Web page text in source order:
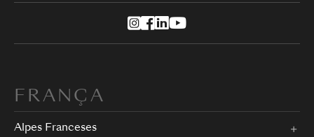
FRANÇA
Alpes Franceses